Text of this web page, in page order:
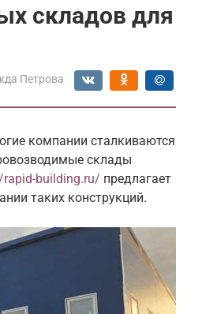
складов для
Петрова
компании сталкиваются
склады
building.ru/ предлагает
таких конструкций.